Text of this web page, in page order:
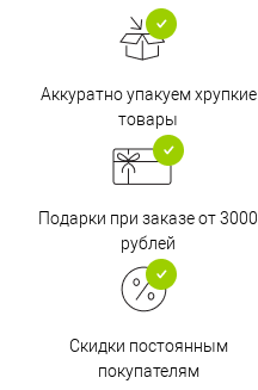
Аккуратно упакуем хрупкие
товары
Подарки при заказе от 3000
рублей
Скидки постоянным
покупателям